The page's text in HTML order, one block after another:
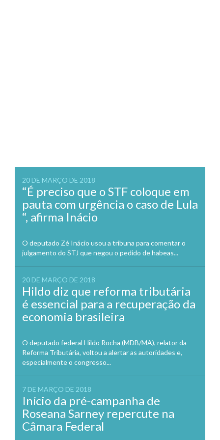
20 DE MARÇO DE 2018
“É preciso que o STF coloque em
pauta com urgência o caso de Lula
“, afirma Inácio
O deputado Zé Inácio usou a tribuna para comentar o
julgamento do STJ que negou o pedido de habeas...
20 DE MARÇO DE 2018
Hildo diz que reforma tributária
é essencial para a recuperação da
economia brasileira
O deputado federal Hildo Rocha (MDB/MA), relator da
Reforma Tributária, voltou a alertar as autoridades e,
especialmente o congresso...
7 DE MARÇO DE 2018
Início da pré-campanha de
Roseana Sarney repercute na
Câmara Federal